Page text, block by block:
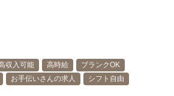
収入可能 高時給
ブランクOK
お手伝いさんの求人 シフト自由